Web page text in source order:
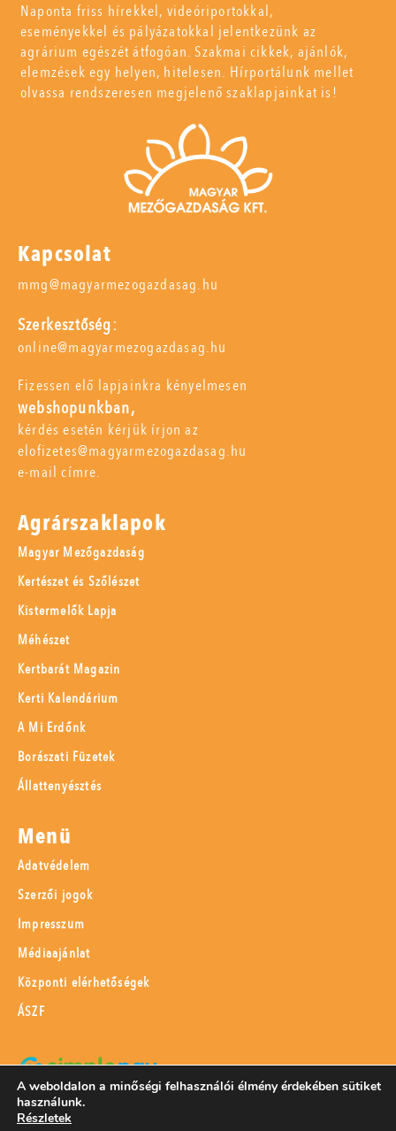
Naponta friss hírekkel, videóriportokkal,
eseményekkel és pályázatokkal jelentkezünk az
agrárium egészét átfogóan. Szakmai cikkek, ajánlók,
elemzések egy helyen, hitelesen. Hírportálunk mellet
olvassa rendszeresen megjelenő szaklapjainkat is!
Kapcsolat
mmg@magyarmezogazdasag.hu
Szerkesztőség:
online@magyarmezogazdasag.hu
Fizessen elő lapjainkra kényelmesen
webshopunkban,
kérdés esetén kérjük írjon az
elofizetes@magyarmezogazdasag.hu
e-mail címre.
Agrárszaklapok
Magyar Mezőgazdaság
Kertészet és Szőlészet
Kistermelők Lapja
Méhészet
Kertbarát Magazin
Kerti Kalendárium
A Mi Erdőnk
Borászati Füzetek
Állattenyésztés
Menü
Adatvédelem
Szerzői jogok
Impresszum
Médiaajánlat
Központi elérhetőségek
ÁSZF
SimplePay adattovábbítási nyilatkozat
A weboldalon a minőségi felhasználói élmény érdekében sütiket
használunk.
Részletek